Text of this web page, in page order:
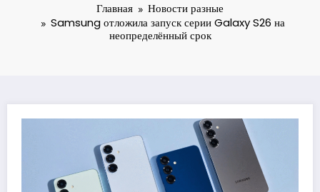
Главная
Новости разные
Samsung отложила запуск серии Galaxy S26 на
неопределённый срок